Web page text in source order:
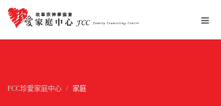
FCC珍愛家庭中心 家庭